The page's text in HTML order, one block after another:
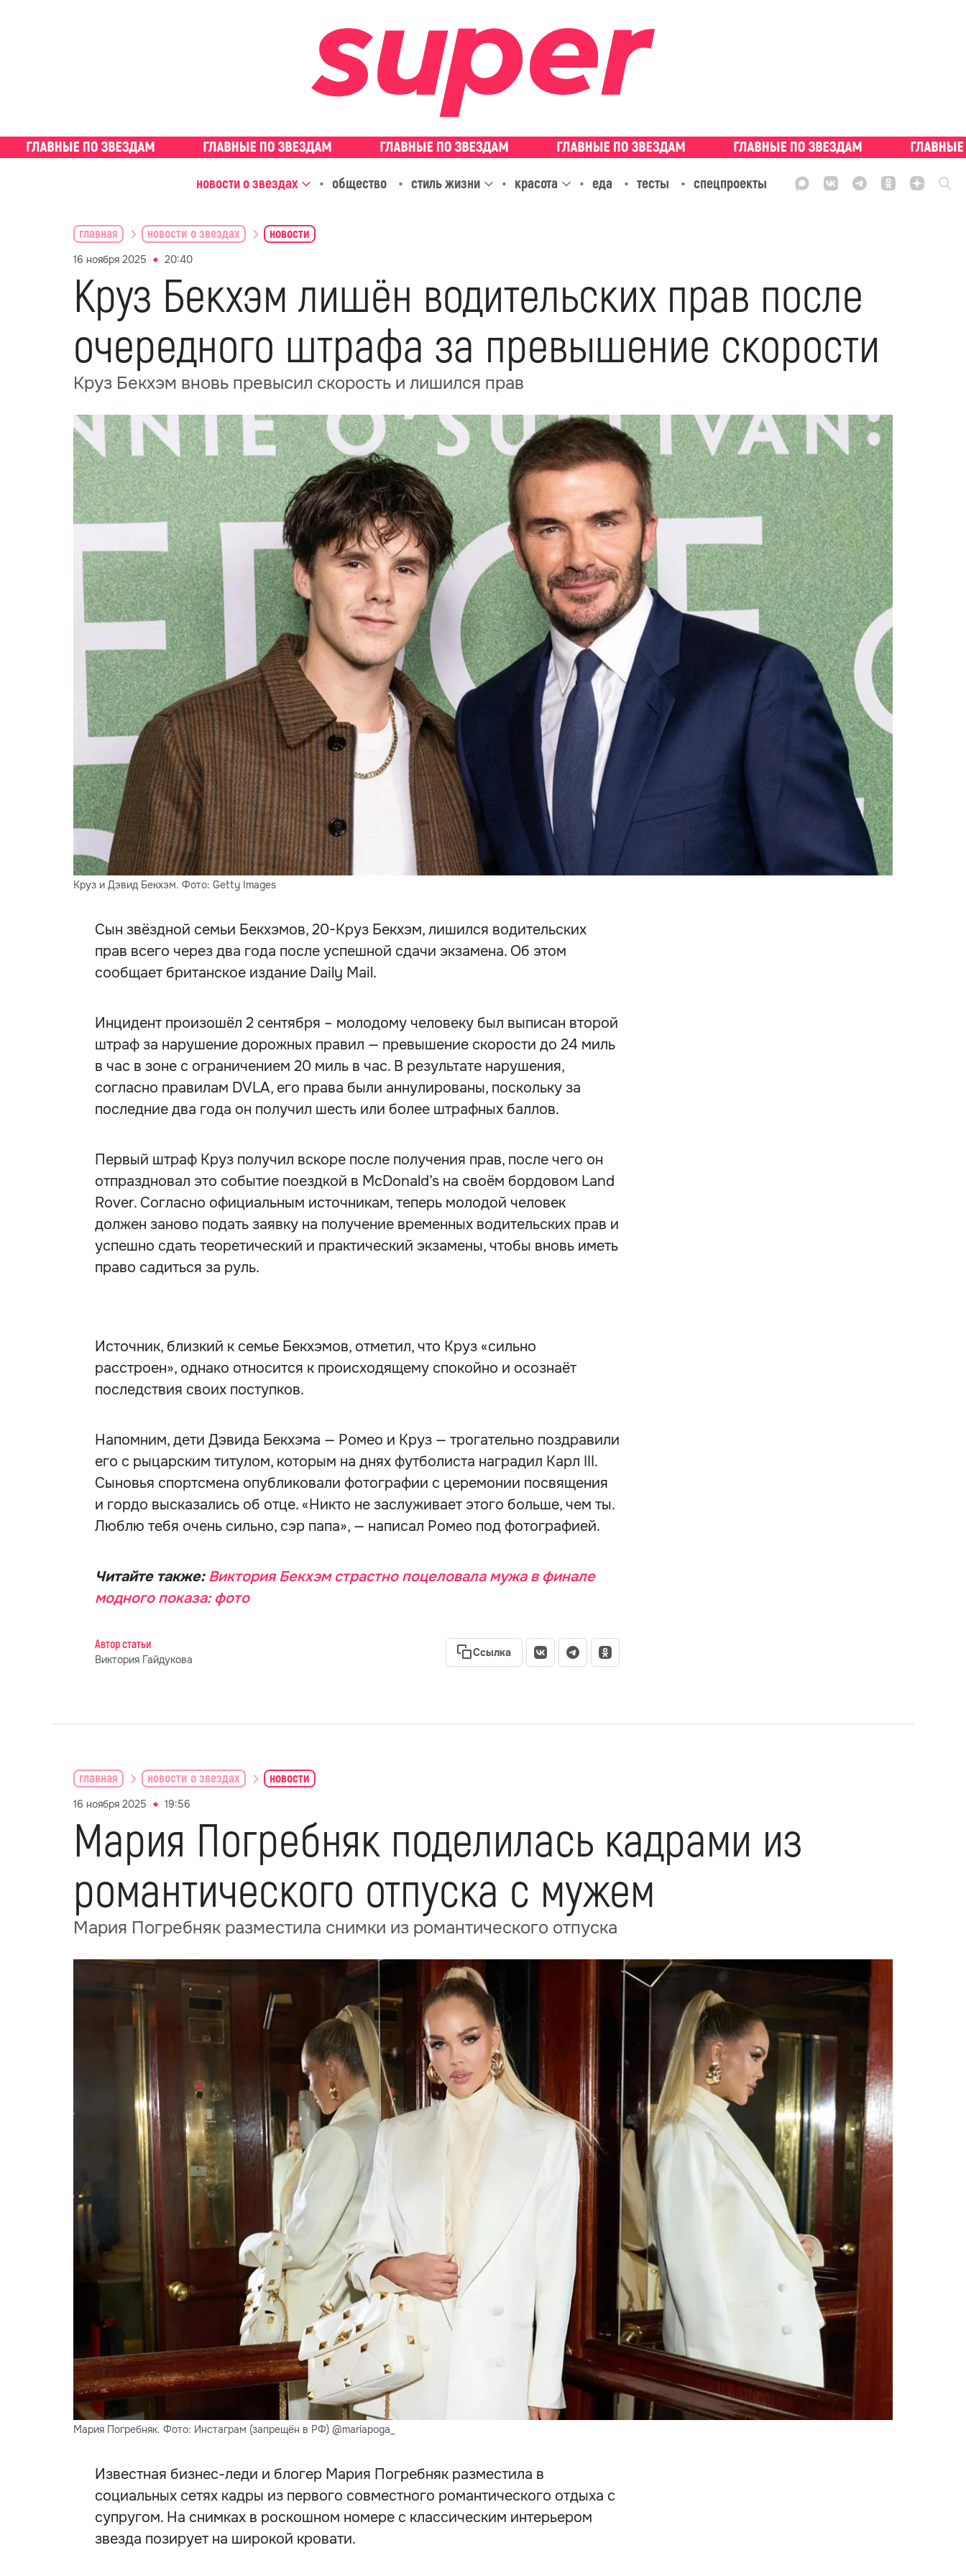
новости о звездах общество стиль жизни красота еда тесты спецпроекты
главная новости о звездах новости
16 ноября 2025 20:40
Круз Бекхэм лишён водительских прав после
очередного штрафа за превышение скорости
Круз Бекхэм вновь превысил скорость и лишился прав
Круз и Дэвид Бекхэм. Фото: Getty Images
Сын звёздной семьи Бекхэмов, 20-Круз Бекхэм, лишился водительских
прав всего через два года после успешной сдачи экзамена. Об этом
сообщает британское издание Daily Mail.
Инцидент произошёл 2 сентября – молодому человеку был выписан второй
штраф за нарушение дорожных правил — превышение скорости до 24 миль
в час в зоне с ограничением 20 миль в час. В результате нарушения,
согласно правилам DVLA, его права были аннулированы, поскольку за
последние два года он получил шесть или более штрафных баллов.
Первый штраф Круз получил вскоре после получения прав, после чего он
отпраздновал это событие поездкой в McDonald’s на своём бордовом Land
Rover. Согласно официальным источникам, теперь молодой человек
должен заново подать заявку на получение временных водительских прав и
успешно сдать теоретический и практический экзамены, чтобы вновь иметь
право садиться за руль.
Источник, близкий к семье Бекхэмов, отметил, что Круз «сильно
расстроен», однако относится к происходящему спокойно и осознаёт
последствия своих поступков.
Напомним, дети Дэвида Бекхэма — Ромео и Круз — трогательно поздравили
его с рыцарским титулом, которым на днях футболиста наградил Карл III.
Сыновья спортсмена опубликовали фотографии с церемонии посвящения
и гордо высказались об отце. «Никто не заслуживает этого больше, чем ты.
Люблю тебя очень сильно, сэр папа», — написал Ромео под фотографией.
Читайте также: Виктория Бекхэм страстно поцеловала мужа в финале
модного показа: фото
Автор статьи
Виктория Гайдукова
Ссылка
главная новости о звездах новости
16 ноября 2025 19:56
Мария Погребняк поделилась кадрами из
романтического отпуска с мужем
Мария Погребняк разместила снимки из романтического отпуска
Мария Погребняк. Фото: Инстаграм (запрещён в РФ) @mariapoga_
Известная бизнес-леди и блогер Мария Погребняк разместила в
социальных сетях кадры из первого совместного романтического отдыха с
супругом. На снимках в роскошном номере с классическим интерьером
звезда позирует на широкой кровати.